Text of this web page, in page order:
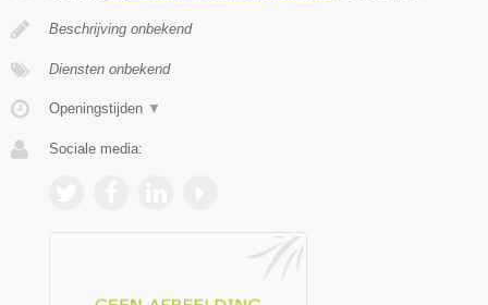
Beschrijving onbekend
Diensten onbekend
Openingstijden ▼
Sociale media: